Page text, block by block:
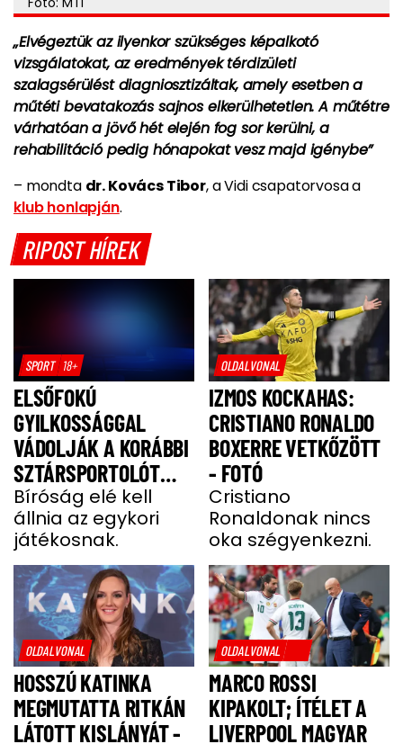
„Elvégeztük az ilyenkor szükséges képalkotó
vizsgálatokat, az eredmények térdizületi
szalagsérülést diagniosztizáltak, amely esetben a
műtéti bevatakozás sajnos elkerülhetetlen. A műtétre
várhatóan a jövő hét elején fog sor kerülni, a
rehabilitáció pedig hónapokat vesz majd igénybe”
– mondta dr. Kovács Tibor, a Vidi csapatorvosa a
klub honlapján.
RIPOST HÍREK
SPORT 18+
ELSŐFOKÚ
GYILKOSSÁGGAL
VÁDOLJÁK A KORÁBBI
SZTÁRSPORTOLÓT
BARÁTNŐJE TRAGIKUS
HALÁLA MIATT
Bíróság elé kell
állnia az egykori
játékosnak.
OLDALVONAL
IZMOS KOCKAHAS:
CRISTIANO RONALDO
BOXERRE VETKŐZÖTT
- FOTÓ
Cristiano
Ronaldonak nincs
oka szégyenkezni.
OLDALVONAL
HOSSZÚ KATINKA
MEGMUTATTA RITKÁN
LÁTOTT KISLÁNYÁT -
OLDALVONAL
MARCO ROSSI
KIPAKOLT; ÍTÉLET A
LIVERPOOL MAGYAR